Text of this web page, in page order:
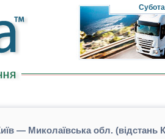
Субота
— Миколаївська обл. (відстань